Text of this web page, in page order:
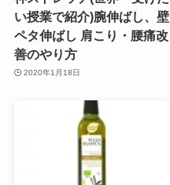
い授業で紹介)腕伸ばし、壁
ペタ伸ばし 肩こり・腰痛改
善のやり方
2020年1月18日